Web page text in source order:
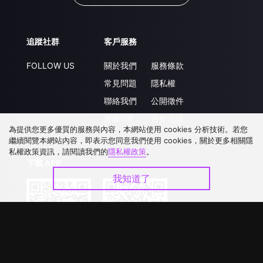
追蹤社群
FOLLOW US
客戶服務
關於我們
常見問題
聯絡我們
服務條款
隱私權
公開徵件
為提供您更多優質的服務與內容，本網站使用 cookies 分析技術。若您
繼續閱覽本網站內容，即表示您同意我們使用 cookies，關於更多相關隱
私權政策資訊，請閱讀我們的隱私權政策。
我知道了